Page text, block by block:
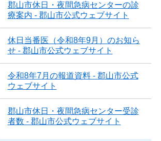
郡山市休日・夜間急病センターの診
療案内 - 郡山市公式ウェブサイト
休日当番医（令和8年9月）のお知ら
せ - 郡山市公式ウェブサイト
令和8年7月の報道資料 - 郡山市公式
ウェブサイト
郡山市休日・夜間急病センター受診
者数 - 郡山市公式ウェブサイト